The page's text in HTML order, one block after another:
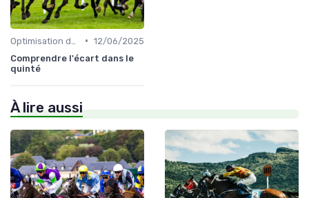
• 12/06/2025
Comprendre l'écart dans le
quinté
À lire aussi